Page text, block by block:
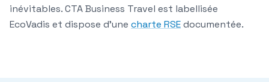
inévitables. CTA Business Travel est labellisée
EcoVadis et dispose d'une charte RSEdocumentée.